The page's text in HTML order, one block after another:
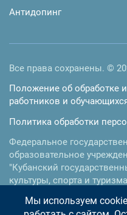
Антидопинг
Все права сохранены. ©
Положение об обработке
работников и
Политика обработки
Федеральное
образовательное
"Кубанский
культуры, спорта и
350015, г. Краснодар ,
Мы используем